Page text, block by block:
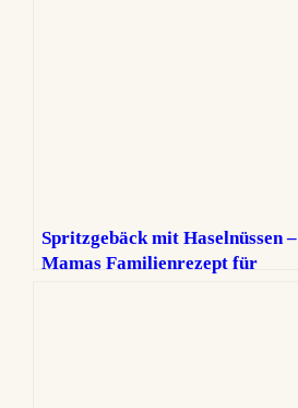
Spritzgebäck mit Haselnüssen –
Mamas Familienrezept für